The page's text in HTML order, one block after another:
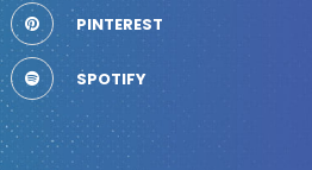
PINTEREST
SPOTIFY